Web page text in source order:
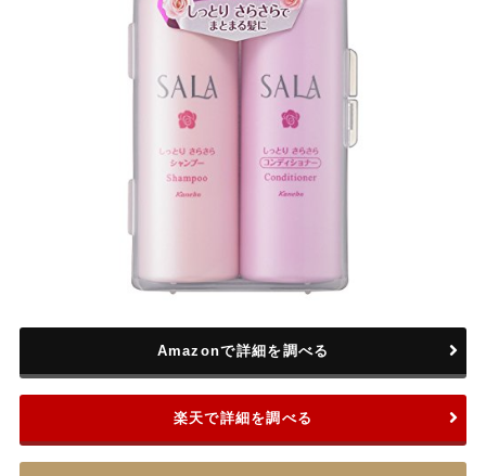
Amazonで詳細を調べる
楽天で詳細を調べる